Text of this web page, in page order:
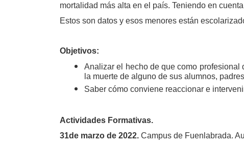
mortalidad más alta en el país. Teniendo en
Estos son datos y esos menores están
Objetivos:
Analizar el hecho de que como
la muerte de alguno de sus alumnos,
Saber cómo conviene reaccionar e
Actividades Formativas.
31de marzo de 2022. Campus de Fuenlabrada.